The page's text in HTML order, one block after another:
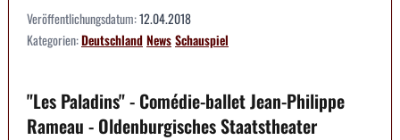
Veröffentlichungsdatum:12.04.2018
Kategorien:DeutschlandNewsSchauspiel
"Les Paladins" - Comédie-ballet Jean-Philippe
Rameau - Oldenburgisches Staatstheater